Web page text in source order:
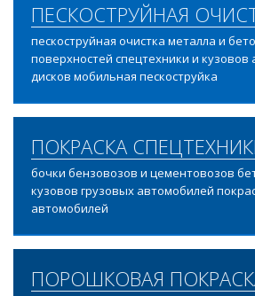
ПЕСКОСТРУЙНАЯ
пескоструйная очистка металла и
поверхностей спецтехники и кузовов
дисков мобильная пескоструйка
ПОКРАСКА
бочки бензовозов и цементовозов
кузовов грузовых автомобилей
автомобилей
ПОРОШКОВАЯ